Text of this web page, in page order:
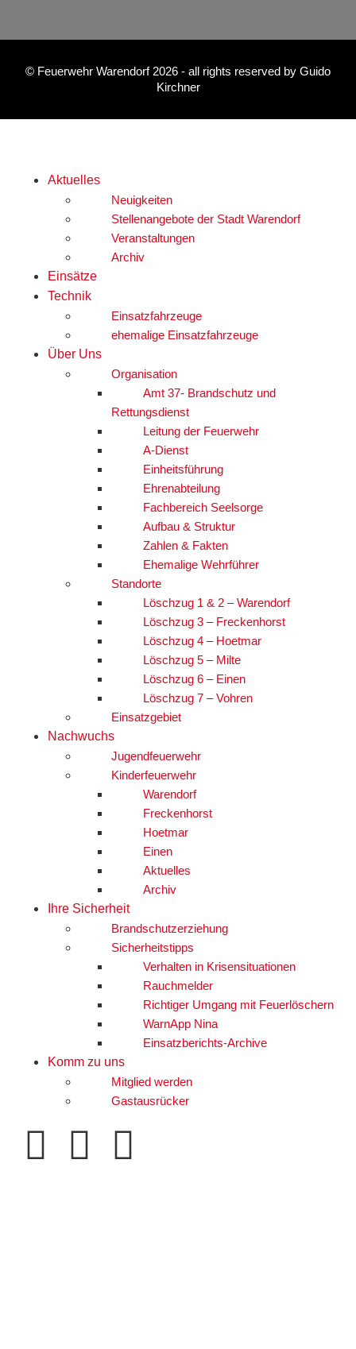
© Feuerwehr Warendorf 2026 - all rights reserved by Guido
Kirchner
Aktuelles
Neuigkeiten
Stellenangebote der Stadt Warendorf
Veranstaltungen
Archiv
Einsätze
Technik
Einsatzfahrzeuge
ehemalige Einsatzfahrzeuge
Über Uns
Organisation
Amt 37- Brandschutz und
Rettungsdienst
Leitung der Feuerwehr
A-Dienst
Einheitsführung
Ehrenabteilung
Fachbereich Seelsorge
Aufbau & Struktur
Zahlen & Fakten
Ehemalige Wehrführer
Standorte
Löschzug 1 & 2 – Warendorf
Löschzug 3 – Freckenhorst
Löschzug 4 – Hoetmar
Löschzug 5 – Milte
Löschzug 6 – Einen
Löschzug 7 – Vohren
Einsatzgebiet
Nachwuchs
Jugendfeuerwehr
Kinderfeuerwehr
Warendorf
Freckenhorst
Hoetmar
Einen
Aktuelles
Archiv
Ihre Sicherheit
Brandschutzerziehung
Sicherheitstipps
Verhalten in Krisensituationen
Rauchmelder
Richtiger Umgang mit Feuerlöschern
WarnApp Nina
Einsatzberichts-Archive
Komm zu uns
Mitglied werden
Gastausrücker